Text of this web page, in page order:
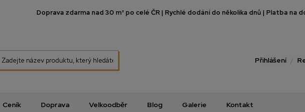
Doprava zdarma nad 30 m² po celé ČR | Rychlé dodání do několika dnů | Platba na
Přihlášení
Ceník Doprava Velkoodběr Blog Galerie Kontakt